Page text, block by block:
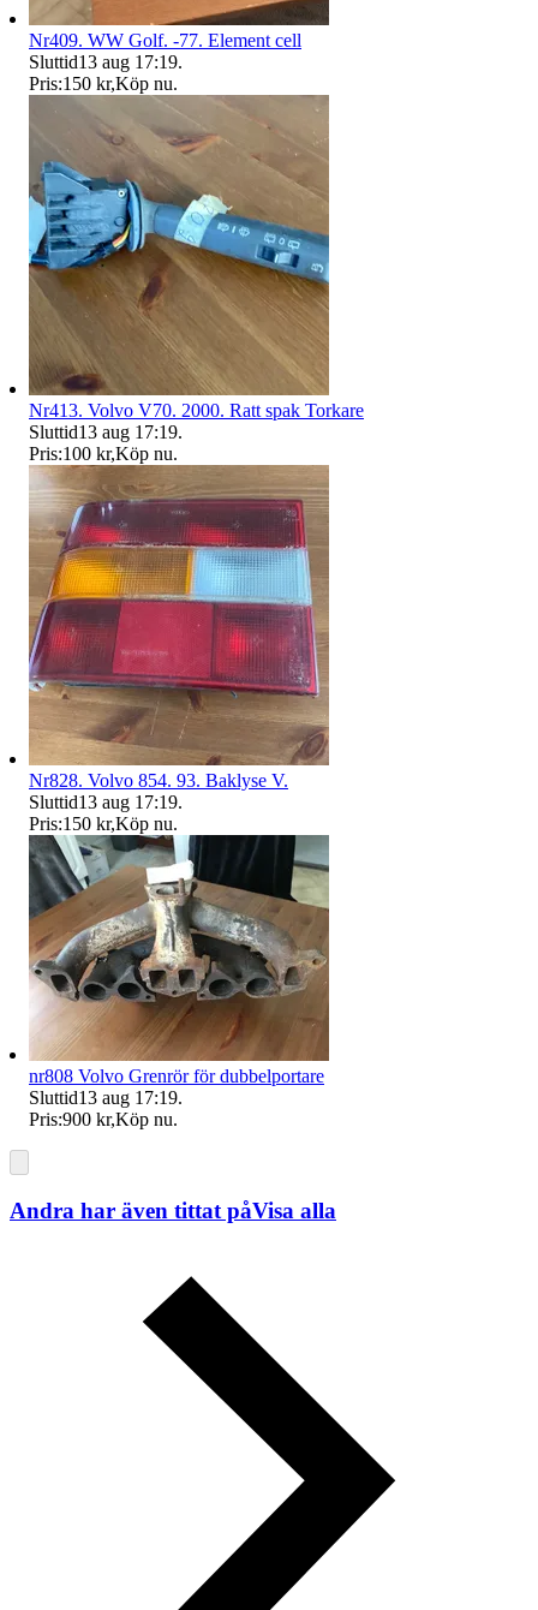
Nr409. WW Golf. -77. Element cell
Sluttid13 aug 17:19.
Pris:150 kr,Köp nu.
Nr413. Volvo V70. 2000. Ratt spak Torkare
Sluttid13 aug 17:19.
Pris:100 kr,Köp nu.
Nr828. Volvo 854. 93. Baklyse V.
Sluttid13 aug 17:19.
Pris:150 kr,Köp nu.
nr808 Volvo Grenrör för dubbelportare
Sluttid13 aug 17:19.
Pris:900 kr,Köp nu.
Andra har även tittat påVisa alla